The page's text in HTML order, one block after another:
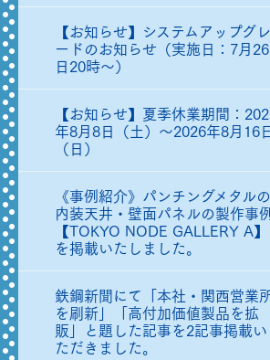
【お知らせ】システムアップグレ
ードのお知らせ（実施日：7月26
日20時～）
【お知らせ】夏季休業期間：
年8月8日（土）～2026年8月16
（日）
《事例紹介》パンチングメタルの
内装天井・壁面パネルの製作事
【TOKYO NODE GALLERY A】
を掲載いたしました。
鉄鋼新聞にて「本社・関西営業
を刷新」「高付加価値製品を拡
販」と題した記事を2記事掲載い
ただきました。